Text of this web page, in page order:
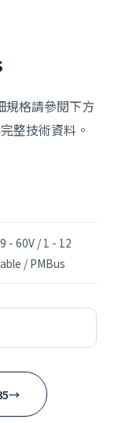
規格請參閱下方
整技術資料。
- 60V / 1 - 12
/ PMBus
→